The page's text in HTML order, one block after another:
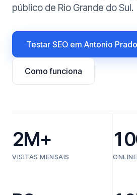
público de Rio Grande do Sul.
Testar SEO em Antonio
Como funciona
2M+
VISITAS MENSAIS